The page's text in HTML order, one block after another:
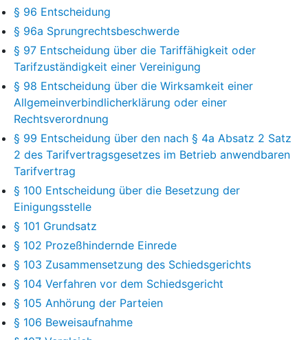
§ 96 Entscheidung
§ 96a Sprungrechtsbeschwerde
§ 97 Entscheidung über die Tariffähigkeit oder
Tarifzuständigkeit einer Vereinigung
§ 98 Entscheidung über die Wirksamkeit einer
Allgemeinverbindlicherklärung oder einer
Rechtsverordnung
§ 99 Entscheidung über den nach § 4a Absatz 2 Satz
2 des Tarifvertragsgesetzes im Betrieb anwendbaren
Tarifvertrag
§ 100 Entscheidung über die Besetzung der
Einigungsstelle
§ 101 Grundsatz
§ 102 Prozeßhindernde Einrede
§ 103 Zusammensetzung des Schiedsgerichts
§ 104 Verfahren vor dem Schiedsgericht
§ 105 Anhörung der Parteien
§ 106 Beweisaufnahme